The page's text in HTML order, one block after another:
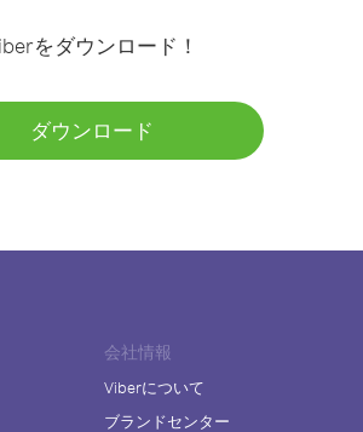
をダウンロード！
ダウンロード
会社情報
Viberについて
ブランドセンター